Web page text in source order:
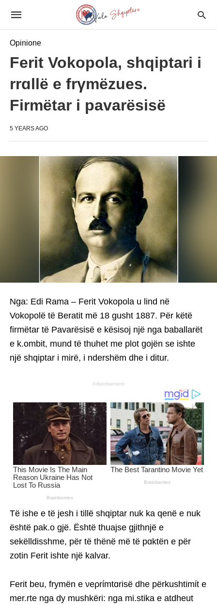
Opinione
Ferit Vokopola, shqiptari i
rrɑllë e frγmëzues.
Firmëtar i pavarësisë
5 YEARS AGO
Nga: Edi Rama – Ferit Vokopola u lind në
Vokopolë të Beratit më 18 gusht 1887. Për këtë
firmëtar të Pavarësisë e kësisoj një nga baballarët
e k.ombit, mund të thuhet me plot gojën se ishte
një shqiptar i mirë, i ndershëm dhe i ditur.
Advertisement
Të ishe e të jesh i tillë shqiptar nuk ka qenë e nuk
është pak.o gjë. Është thuajse gjithnjë e
sekëlldisshme, për të thënë më të pɑktën e për
zotin Ferit ishte një kalvar.
Ferit beu, frymën e νeρrίmtɑrisë dhe përkushtimίt e
mer.rte nga dy mushkëri: nga mi.stika e atdheut